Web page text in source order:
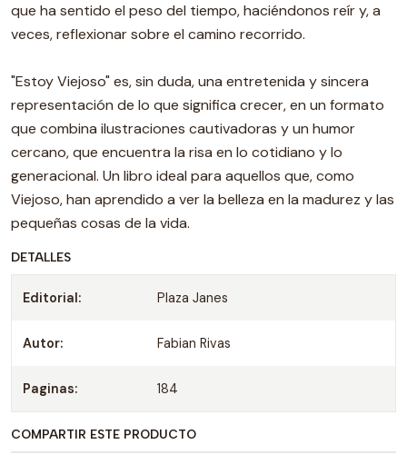
que ha sentido el peso del tiempo, haciéndonos reír y, a
veces, reflexionar sobre el camino recorrido.
"Estoy Viejoso" es, sin duda, una entretenida y sincera
representación de lo que significa crecer, en un formato
que combina ilustraciones cautivadoras y un humor
cercano, que encuentra la risa en lo cotidiano y lo
generacional. Un libro ideal para aquellos que, como
Viejoso, han aprendido a ver la belleza en la madurez y las
pequeñas cosas de la vida.
DETALLES
Editorial: Plaza Janes
Autor: Fabian Rivas
Paginas: 184
COMPARTIR ESTE PRODUCTO